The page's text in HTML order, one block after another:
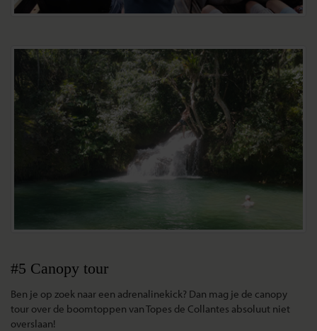
#5 Canopy tour
Ben je op zoek naar een adrenalinekick? Dan mag je de canopy
tour over de boomtoppen van Topes de Collantes absoluut niet
overslaan!